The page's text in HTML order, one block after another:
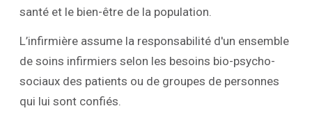
santé et le bien-être de la population.
L’infirmière assume la responsabilité d'un ensemble
de soins infirmiers selon les besoins bio-psycho-
sociaux des patients ou de groupes de personnes
qui lui sont confiés.